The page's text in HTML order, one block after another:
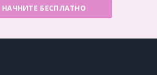
НАЧНИТЕ БЕСПЛАТНО